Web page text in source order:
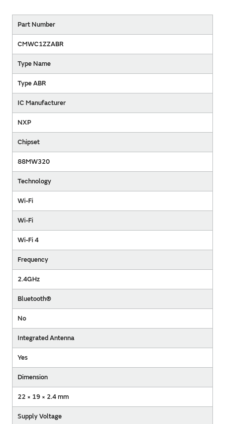
Part Number
CMWC1ZZABR
Type Name
Type ABR
IC Manufacturer
NXP
Chipset
88MW320
Technology
Wi-Fi
Wi-Fi
Wi-Fi 4
Frequency
2.4GHz
Bluetooth®
No
Integrated Antenna
Yes
Dimension
22 × 19 × 2.4 mm
Supply Voltage